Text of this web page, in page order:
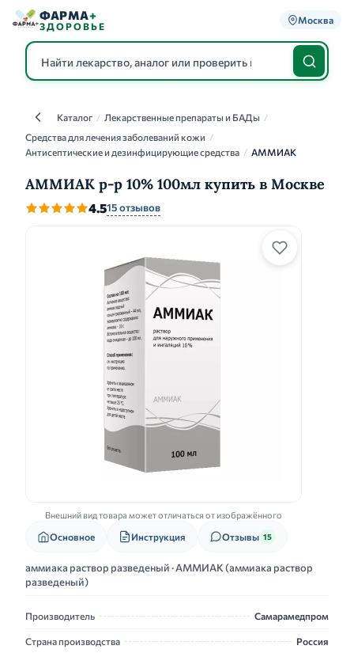
ФАРМА+
ЗДОРОВЬЕ
Москва
КаталогКаталог / Лекарственные препараты и БАДы /
Средства для лечения заболеваний кожи /
Антисептические и дезинфицирующие средства / АММИАК
АММИАК р-р 10% 100мл купить в Москве
4.515 отзывов
Внешний вид товара может отличаться от изображённого
Основное Инструкция Отзывы 15
аммиака раствор разведеный · АММИАК (аммиака раствор
разведеный)
Производитель Самарамедпром
Страна производства Россия